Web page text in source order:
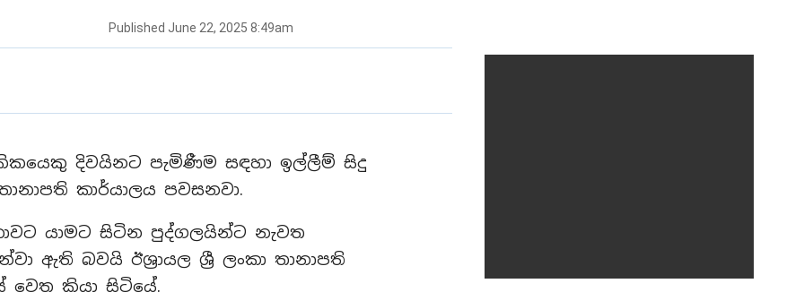
Published June 22, 2025 8:49am
දිවයිනට පැමිණීම සඳහා ඉල්ලීම් සිදු
කාර්යාලය පවසනවා.
යාමට සිටින පුද්ගලයින්ට නැවත
ඇති බවයි ඊශ්‍රායල ශ්‍රී ලංකා තානාපති
කියා සිටියේ.